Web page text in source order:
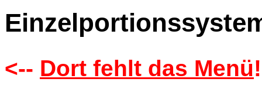
<-- Dort fehlt das Menü!